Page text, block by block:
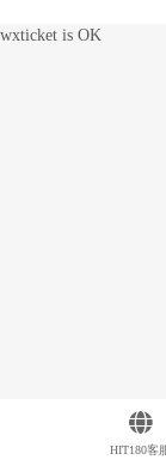
HIT180客
wxticket is OK